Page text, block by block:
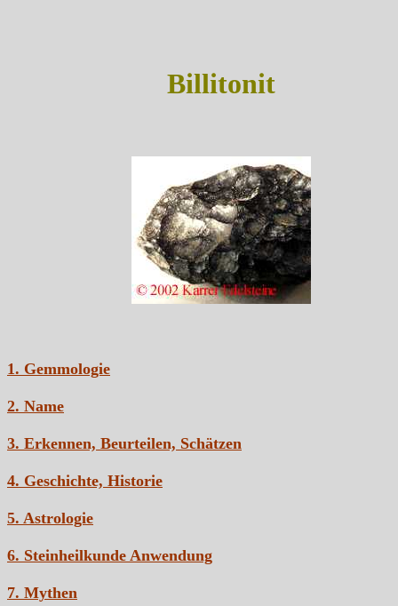
Billitonit
1. Gemmologie
2. Name
3. Erkennen, Beurteilen, Schätzen
4. Geschichte, Historie
5. Astrologie
6. Steinheilkunde Anwendung
7. Mythen